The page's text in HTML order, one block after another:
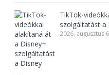
TikTok-
szolgáltatást a
2026. augusztus